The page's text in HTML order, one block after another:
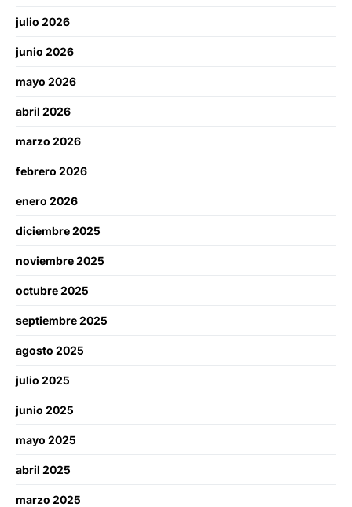
julio 2026
junio 2026
mayo 2026
abril 2026
marzo 2026
febrero 2026
enero 2026
diciembre 2025
noviembre 2025
octubre 2025
septiembre 2025
agosto 2025
julio 2025
junio 2025
mayo 2025
abril 2025
marzo 2025